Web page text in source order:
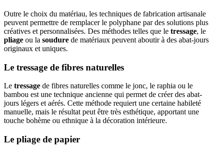
Outre le choix du matériau, les techniques de fabrication artisanale
peuvent permettre de remplacer le polyphane par des solutions plus
créatives et personnalisées. Des méthodes telles que le tressage, le
pliage ou la soudure de matériaux peuvent aboutir à des abat-jours
originaux et uniques.
Le tressage de fibres naturelles
Le tressage de fibres naturelles comme le jonc, le raphia ou le
bambou est une technique ancienne qui permet de créer des abat-
jours légers et aérés. Cette méthode requiert une certaine habileté
manuelle, mais le résultat peut être très esthétique, apportant une
touche bohème ou ethnique à la décoration intérieure.
Le pliage de papier